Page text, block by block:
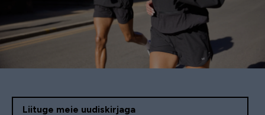
Liituge meie uudiskirjaga